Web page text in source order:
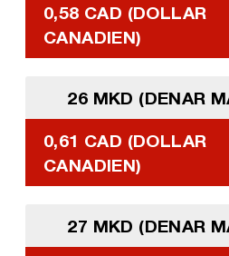
0,58 CAD (DOLLAR
CANADIEN)
26 MKD (DENAR
0,61 CAD (DOLLAR
CANADIEN)
27 MKD (DENAR